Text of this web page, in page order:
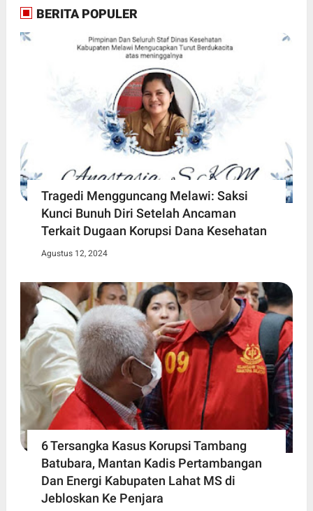
BERITA POPULER
Tragedi Mengguncang Melawi: Saksi
Kunci Bunuh Diri Setelah Ancaman
Terkait Dugaan Korupsi Dana Kesehatan
Agustus 12, 2024
6 Tersangka Kasus Korupsi Tambang
Batubara, Mantan Kadis Pertambangan
Dan Energi Kabupaten Lahat MS di
Jebloskan Ke Penjara